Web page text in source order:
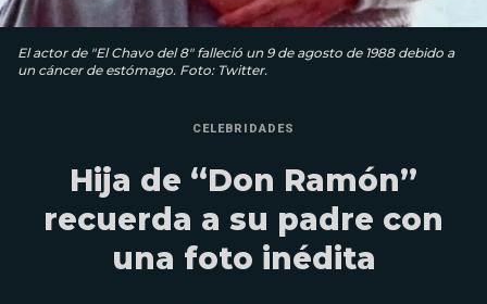
El actor de "El Chavo del 8" falleció un 9 de agosto de 1988 debido a
un cáncer de estómago. Foto: Twitter.
CELEBRIDADES
Hija de “Don Ramón”
recuerda a su padre con
una foto inédita